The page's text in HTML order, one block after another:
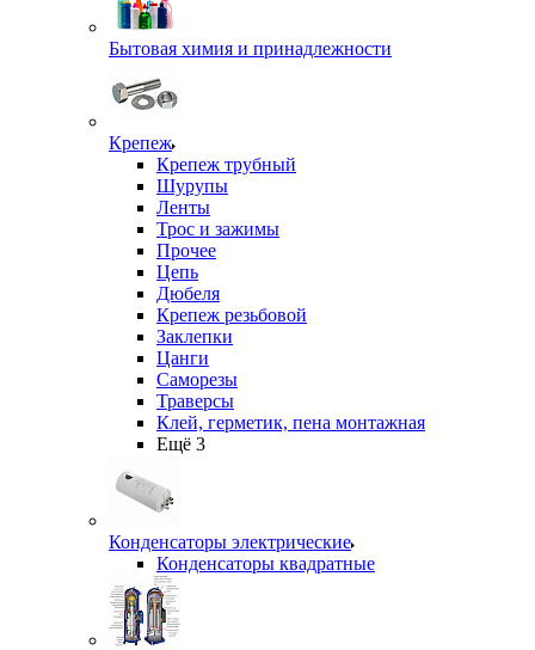
Бытовая химия и принадлежности
Крепеж
Крепеж трубный
Шурупы
Ленты
Трос и зажимы
Прочее
Цепь
Дюбеля
Крепеж резьбовой
Заклепки
Цанги
Саморезы
Траверсы
Клей, герметик, пена монтажная
Ещё 3
Конденсаторы электрические
Конденсаторы квадратные